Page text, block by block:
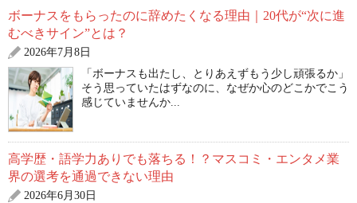
ボーナスをもらったのに辞めたくなる理由｜20代が“次に進
むべきサイン”とは？
2026年7月8日
「ボーナスも出たし、とりあえずもう少し頑張るか」
そう思っていたはずなのに、なぜか心のどこかでこう
感じていませんか...
高学歴・語学力ありでも落ちる！？マスコミ・エンタメ業
界の選考を通過できない理由
2026年6月30日